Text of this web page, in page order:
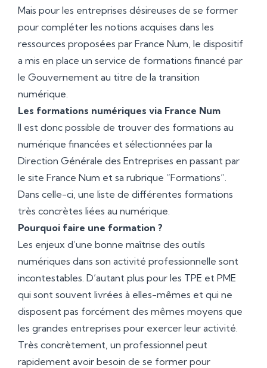
Mais pour les entreprises désireuses de se former
pour compléter les notions acquises dans les
ressources proposées par France Num, le dispositif
a mis en place un service de formations financé par
le Gouvernement au titre de la transition
numérique.
Les formations numériques via France Num
Il est donc possible de trouver des formations au
numérique financées et sélectionnées par la
Direction Générale des Entreprises en passant par
le site France Num et sa rubrique “Formations”.
Dans celle-ci, une liste de différentes formations
très concrètes liées au numérique.
Pourquoi faire une formation ?
Les enjeux d’une bonne maîtrise des outils
numériques dans son activité professionnelle sont
incontestables. D’autant plus pour les TPE et PME
qui sont souvent livrées à elles-mêmes et qui ne
disposent pas forcément des mêmes moyens que
les grandes entreprises pour exercer leur activité.
Très concrètement, un professionnel peut
rapidement avoir besoin de se former pour